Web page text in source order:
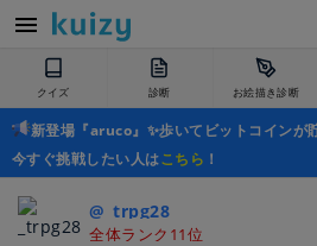
クイズ 診断 お絵描き診断
新登場『aruco』✨歩いてビットコインが
今すぐ挑戦したい人はこちら ！
@_trpg28
全体ランク11位